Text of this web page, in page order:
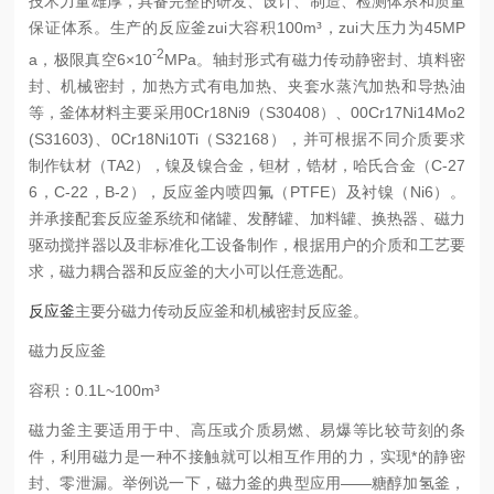
保证体系。 生产的反应釜zui大容积100m³，zui大压力为45MP
a ，极限真空6×10-2MPa。轴封形式有磁力传动静密封、填料密
封、机械密封，加热方式有电加热、夹套水蒸汽加热和导热油
等，釜体材料主要采用0Cr18Ni9 （S30408）、 00Cr17Ni14Mo2
(S31603)
0Cr18Ni10Ti（ S32168 ），并可根据不同介质要求
制作钛材（TA2），镍及镍合金，钽材，锆材，哈氏合金（C-27
6 ，C-22 ， B-2 ），反应釜内喷四氟（ PTFE）及衬镍（ Ni6）。
并承接配套反应釜系统和储罐、发酵罐、加料罐、换热器、磁力
驱动搅拌器以及非标准化工设备制作，根据用户的介质和工艺要
求，磁力耦合器和反应釜的大小可以任意选配。
反应釜主要分磁力传动反应釜和机械密封反应釜。
磁力反应釜
容积：0.1L~100m³
磁力釜主要适用于中、高压或介质易燃、易爆等比较苛刻的条
件，利用磁力是一种不接触就可以相互作用的力，实现*的静密
封、零泄漏。举例说一下，磁力釜的典型应用——糖醇加氢釜，